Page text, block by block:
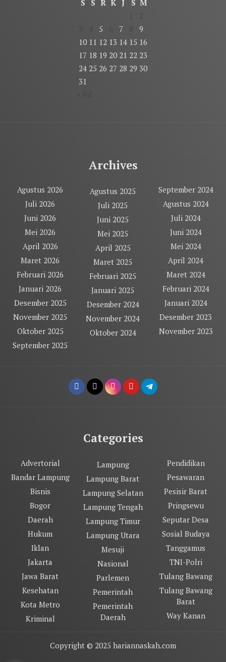
S
S R K J S M
5 7
9
10 11 12 13 14 15 16
17 18 19 20 21 22 23
24 25 26 27 28 29 30
31
Archives
Agustus 2026
Juli 2026
Juni 2026
Mei 2026
April 2026
Maret 2026
Februari 2026
Januari 2026
Desember 2025
November 2025
Oktober 2025
September 2025
Agustus 2025
Juli 2025
Juni 2025
Mei 2025
April 2025
Maret 2025
Februari 2025
Januari 2025
Desember 2024
November 2024
Oktober 2024
September 2024
Agustus 2024
Juli 2024
Juni 2024
Mei 2024
April 2024
Maret 2024
Februari 2024
Januari 2024
Desember 2023
November 2023
Categories
Advertorial
Bandar Lampung
Bisnis
Bogor
Daerah
Hukum
Iklan
Jakarta
Jawa Barat
Kesehatan
Kota Metro
Kriminal
Lampung
Lampung Barat
Lampung Selatan
Lampung Tengah
Lampung Timur
Lampung Utara
Mesuji
Nasional
Parlemen
Pemerintah
Pemerintah
Daerah
Pendidikan
Pesawaran
Pesisir Barat
Pringsewu
Seputar Desa
Sosial Budaya
Tanggamus
TNI-Polri
Tulang Bawang
Tulang Bawang
Barat
Way Kanan
Copyright © 2025 hariannaskah.com